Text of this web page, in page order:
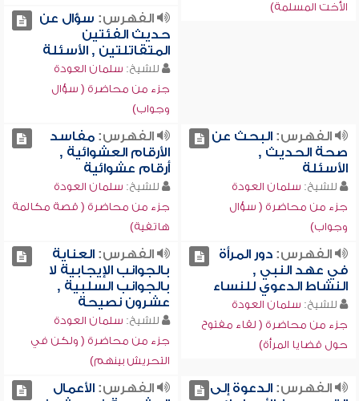
الأخت المسلمة)
الفهرس: سؤال عن
حديث الفئتين
المتقاتلتين , الأسئلة
للشيخ: سلمان العودة
جزء من محاضرة ( سؤال
وجواب)
الفهرس:البحث عن
صحة الحديث ,
الأسئلة
للشيخ: سلمان العودة
جزء من محاضرة ( سؤال
وجواب)
الفهرس:مفاسد
الأرقام العشوائية ,
أرقام عشوائية
للشيخ: سلمان العودة
جزء من محاضرة ( قصة مكالمة
هاتفية)
الفهرس:دور المرأة
في عهد النبي ,
النشاط الدعوي للنساء
للشيخ: سلمان العودة
جزء من محاضرة ( لقاء مفتوح
حول قضايا المرأة)
الفهرس:العناية
بالجوانب الإيجابية لا
بالجوانب السلبية ,
عشرون نصيحة
للشيخ: سلمان العودة
جزء من محاضرة ( ولكن في
التحريش بينهم)
الفهرس:الدعوة إلى
الفهرس:الأعمال